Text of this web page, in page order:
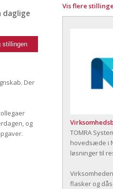
daglige
Der
og
Vis flere
TOMRA
hovedsæde i
løsninger til
flasker og